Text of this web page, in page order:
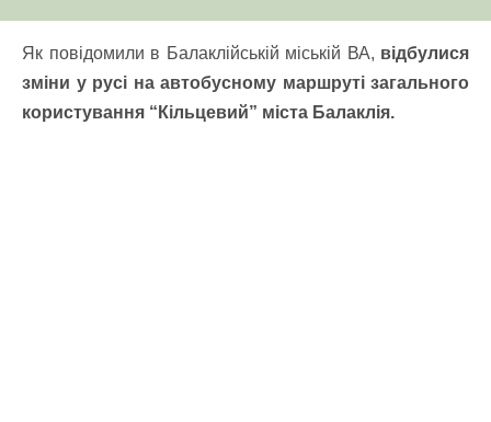
Як повідомили в Балаклійській міській ВА, відбулися
зміни у русі на автобусному маршруті загального
користування “Кільцевий” міста Балаклія.